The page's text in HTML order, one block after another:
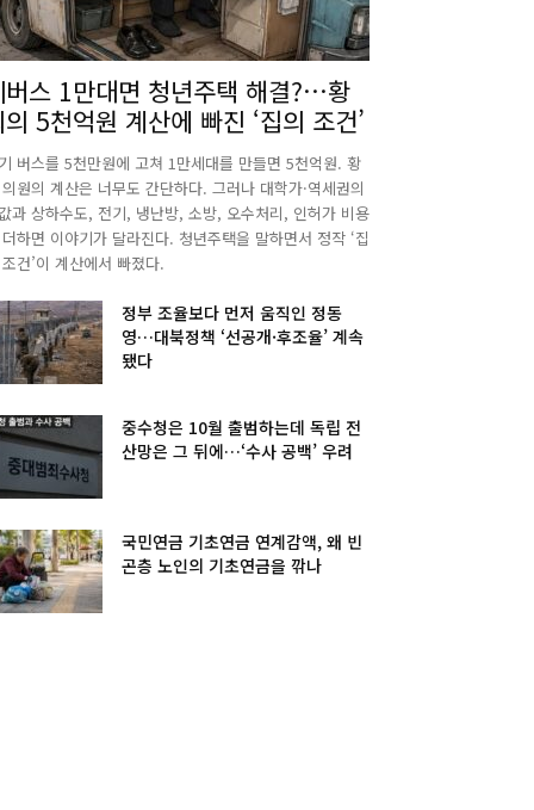
버스 1만대면 청년주택 해결?…황
5천억원 계산에 빠진 ‘집의 조건’
버스를 5천만원에 고쳐 1만세대를 만들면 5천억원. 황
원의 계산은 너무도 간단하다. 그러나 대학가·역세권의
과 상하수도, 전기, 냉난방, 소방, 오수처리, 인허가 비용
하면 이야기가 달라진다. 청년주택을 말하면서 정작 ‘집
건’이 계산에서 빠졌다.
정부 조율보다 먼저 움직인 정동
영…대북정책 ‘선공개·후조율’ 계속
됐다
중수청은 10월 출범하는데 독립 전
산망은 그 뒤에…‘수사 공백’ 우려
국민연금 기초연금 연계감액, 왜 빈
곤층 노인의 기초연금을 깎나